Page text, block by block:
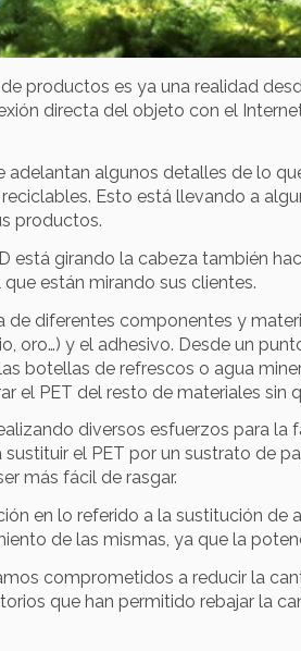
productos es ya una realidad
directa del objeto con el
adelantan algunos detalles de lo
Esto está llevando a
productos.
está girando la cabeza también
están mirando sus clientes.
diferentes componentes y
oro…) y el adhesivo. Desde un
botellas de refrescos o agua
el PET del resto de materiales sin
diversos esfuerzos para
el PET por un sustrato de
más fácil de rasgar.
en lo referido a la sustitución de
de las mismas, ya que la
comprometidos a reducir la
que han permitido rebajar la